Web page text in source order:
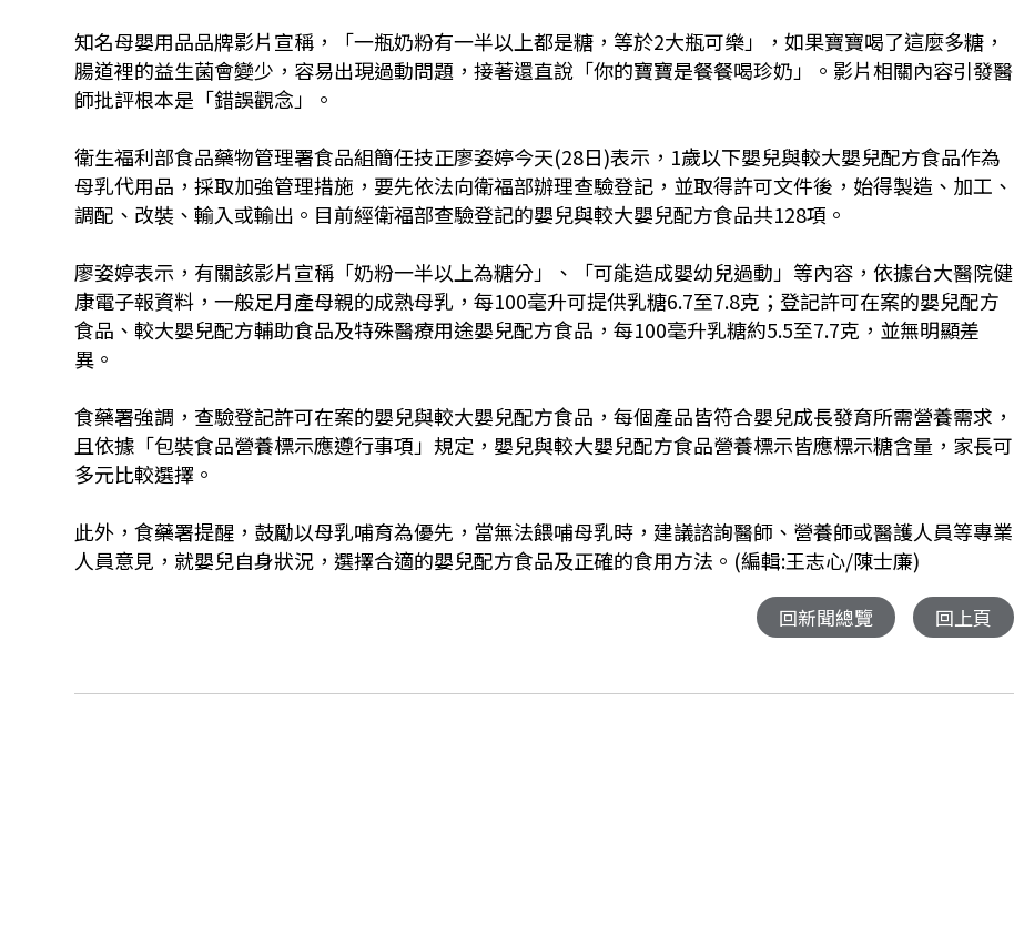
知名母嬰用品品牌影片宣稱，「一瓶奶粉有一半以上都是糖，等於2大瓶可樂」，如果寶寶喝了這麼多糖，
腸道裡的益生菌會變少，容易出現過動問題，接著還直說「你的寶寶是餐餐喝珍奶」。影片相關內容引發醫
師批評根本是「錯誤觀念」。
衛生福利部食品藥物管理署食品組簡任技正廖姿婷今天(28日)表示，1歲以下嬰兒與較大嬰兒配方食品作為
母乳代用品，採取加強管理措施，要先依法向衛福部辦理查驗登記，並取得許可文件後，始得製造、加工、
調配、改裝、輸入或輸出。目前經衛福部查驗登記的嬰兒與較大嬰兒配方食品共128項。
廖姿婷表示，有關該影片宣稱「奶粉一半以上為糖分」、「可能造成嬰幼兒過動」等內容，依據台大醫院健
康電子報資料，一般足月產母親的成熟母乳，每100毫升可提供乳糖6.7至7.8克；登記許可在案的嬰兒配方
食品、較大嬰兒配方輔助食品及特殊醫療用途嬰兒配方食品，每100毫升乳糖約5.5至7.7克，並無明顯差
異。
食藥署強調，查驗登記許可在案的嬰兒與較大嬰兒配方食品，每個產品皆符合嬰兒成長發育所需營養需求，
且依據「包裝食品營養標示應遵行事項」規定，嬰兒與較大嬰兒配方食品營養標示皆應標示糖含量，家長可
多元比較選擇。
此外，食藥署提醒，鼓勵以母乳哺育為優先，當無法餵哺母乳時，建議諮詢醫師、營養師或醫護人員等專業
人員意見，就嬰兒自身狀況，選擇合適的嬰兒配方食品及正確的食用方法。 (編輯:王志心/陳士廉)
回新聞總覽 回上頁